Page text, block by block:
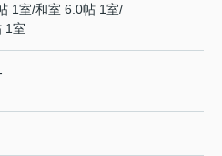
1室/和室 6.0帖 1室/
1室